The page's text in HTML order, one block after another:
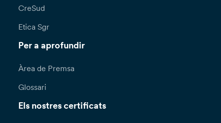
CreSud
Etica Sgr
Per a aprofundir
Àrea de Premsa
Glossari
Els nostres certificats